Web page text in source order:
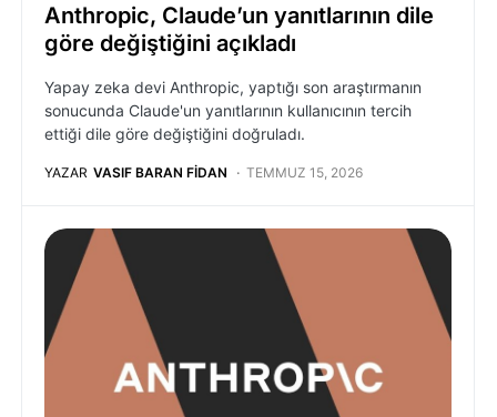
Anthropic, Claude’un yanıtlarının dile
göre değiştiğini açıkladı
Yapay zeka devi Anthropic, yaptığı son araştırmanın
sonucunda Claude'un yanıtlarının kullanıcının tercih
ettiği dile göre değiştiğini doğruladı.
YAZAR VASIF BARAN FIDAN TEMMUZ 15, 2026